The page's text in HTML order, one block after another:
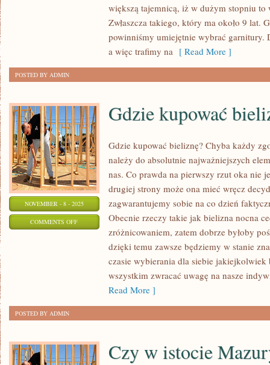
większą tajemnicą, iż w dużym stopniu to
Zwłaszcza takiego, który ma około 9 lat.
powinniśmy umiejętnie wybrać garnitury.
a więc trafimy na [ Read More ]
POSTED BY ADMIN
NOVEMBER - 8 - 2025
COMMENTS OFFON
Gdzie kupować
Gdzie kupować bieliznę? Chyba każdy
należy do absolutnie najważniejszych
nas. Co prawda na pierwszy rzut oka nie
drugiej strony może ona mieć wręcz
zagwarantujemy sobie na co dzień
Obecnie rzeczy takie jak bielizna nocna
zróżnicowaniem, zatem dobrze byłoby
dzięki temu zawsze będziemy w stanie
czasie wybierania dla siebie
wszystkim zwracać uwagę na nasze
Read More ]
POSTED BY ADMIN
Czy w istocie